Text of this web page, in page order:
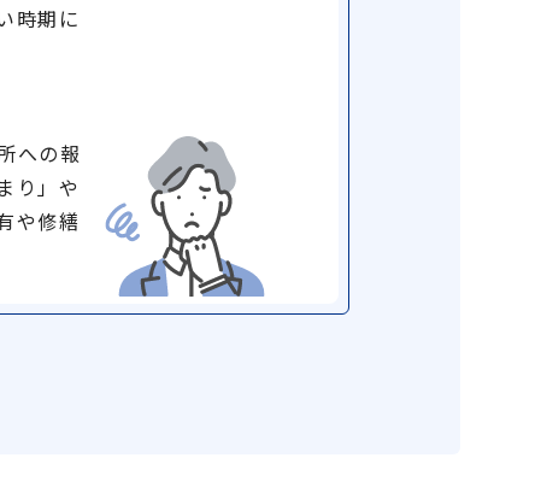
時期に
への報
り」や
や修繕